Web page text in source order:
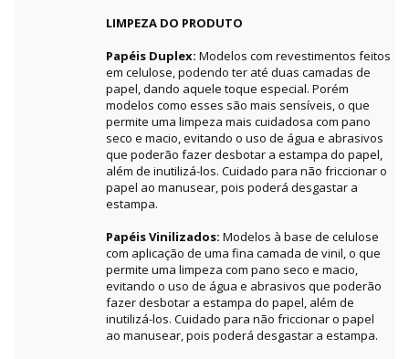
LIMPEZA DO PRODUTO
Papéis Duplex: Modelos com revestimentos feitos
em celulose, podendo ter até duas camadas de
papel, dando aquele toque especial. Porém
modelos como esses são mais sensíveis, o que
permite uma limpeza mais cuidadosa com pano
seco e macio, evitando o uso de água e abrasivos
que poderão fazer desbotar a estampa do papel,
além de inutilizá-los. Cuidado para não friccionar o
papel ao manusear, pois poderá desgastar a
estampa.
Papéis Vinilizados: Modelos à base de celulose
com aplicação de uma fina camada de vinil, o que
permite uma limpeza com pano seco e macio,
evitando o uso de água e abrasivos que poderão
fazer desbotar a estampa do papel, além de
inutilizá-los. Cuidado para não friccionar o papel
ao manusear, pois poderá desgastar a estampa.